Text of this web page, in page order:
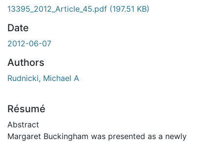
13395_2012_Article_45.pdf (197.51 KB)
Date
2012-06-07
Authors
Rudnicki, Michael A
Résumé
Abstract
Margaret Buckingham was presented as a newly